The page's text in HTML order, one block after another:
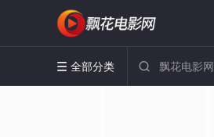
 全部分类 